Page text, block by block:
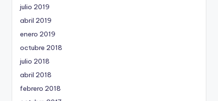
julio 2019
abril 2019
enero 2019
octubre 2018
julio 2018
abril 2018
febrero 2018